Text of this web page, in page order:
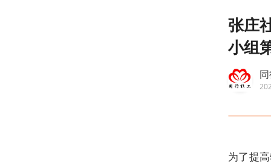
张庄
小组
为了提